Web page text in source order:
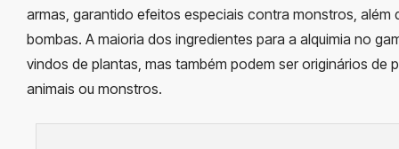
armas, garantido efeitos especiais contra monstros, além
bombas. A maioria dos ingredientes para a alquimia no
vindos de plantas, mas também podem ser originários de
animais ou monstros.